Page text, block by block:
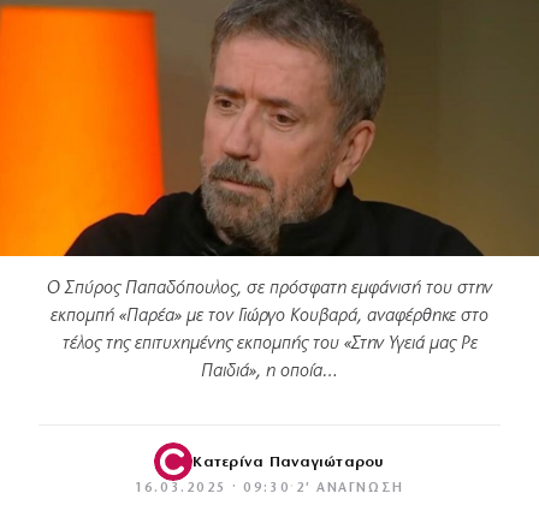
Ο Σπύρος Παπαδόπουλος, σε πρόσφατη εμφάνισή του στην
εκπομπή «Παρέα» με τον Γιώργο Κουβαρά, αναφέρθηκε στο
τέλος της επιτυχημένης εκπομπής του «Στην Υγειά μας Ρε
Παιδιά», η οποία…
Κατερίνα Παναγιώταρου
16.03.2025 · 09:30 · 2′ ΑΝΆΓΝΩΣΗ